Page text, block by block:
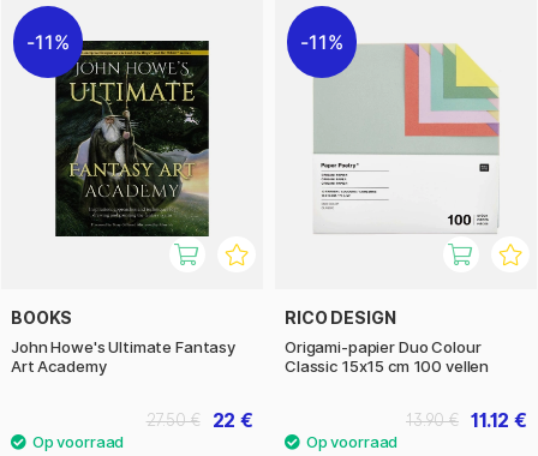
11%
BOOKS
John Howe's Ultimate Fantasy
Art Academy
22 €
27.50 €
11%
RICO DESIGN
Origami-papier Duo Colour
Classic 15x15 cm 100 vellen
11.12 €
13.90 €